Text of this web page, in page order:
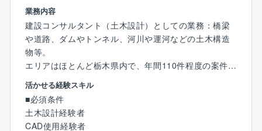
ることを目指しており、すべてのステークホルダーの
皆さまにとって価値ある企業になるよう事業を展開し
ています。
【働き方】
■残業月30～40時間程度です。
■顧客先への直行直帰可能です。
■納品先の稼働状況によって休日出勤可能性があります
が、振休・代休の取得が必須となります。
■17時以降のお問い合わせはコールセンターにて一次対
業務内容
建設コンサルタント（土木設計）としての業務：橋梁
や道路、ダムやトンネル、河川や運河などの土木構造
物等。
エリアはほとんど栃木県内で、年間110件程度の案件を
受け付けています。（PC入力、CAD作業、現場調査
等）
入社後すぐには事務作業（作業図面の作成補助）から
開始いただき徐々に業務を習得いただきます。
活かせる経験スキル
■必須条件
土木設計経験者
CAD使用経験者